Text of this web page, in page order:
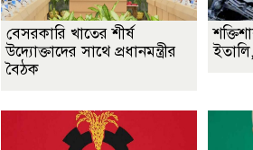
বেসরকারি খাতের শীর্ষ
উদ্যোক্তাদের সাথে প্রধানমন্ত্রীর
বৈঠক